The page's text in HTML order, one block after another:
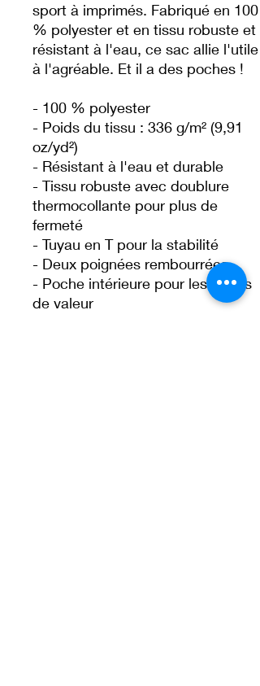
sport à imprimés. Fabriqué en 100
% polyester et en tissu robuste et
résistant à l'eau, ce sac allie l'utile
à l'agréable. Et il a des poches !
- 100 % polyester
- Poids du tissu : 336 g/m² (9,91
oz/yd²)
- Résistant à l'eau et durable
- Tissu robuste avec doublure
thermocollante pour plus de
fermeté
- Tuyau en T pour la stabilité
- Deux poignées rembourrées
- Poche intérieure pour les objets
de valeur